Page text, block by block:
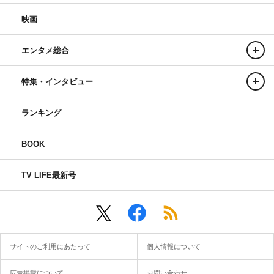
映画
エンタメ総合
特集・インタビュー
ランキング
BOOK
TV LIFE最新号
サイトのご利用にあたって 個人情報について